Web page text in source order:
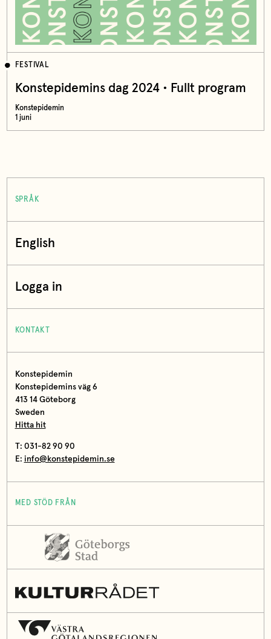
FESTIVAL
Konstepidemins dag 2024 • Fullt program
Konstepidemin
1 juni
SPRÅK
English
Logga in
KONTAKT
Konstepidemin
Konstepidemins väg 6
413 14 Göteborg
Sweden
Hitta hit
T: 031-82 90 90
E: info@konstepidemin.se
MED STÖD FRÅN